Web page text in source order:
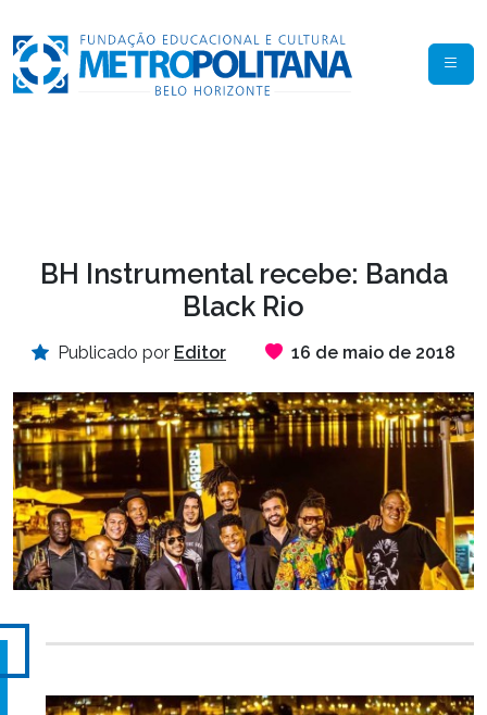
BH Instrumental recebe: Banda
Black Rio
Publicado por Editor 16 de maio de 2018